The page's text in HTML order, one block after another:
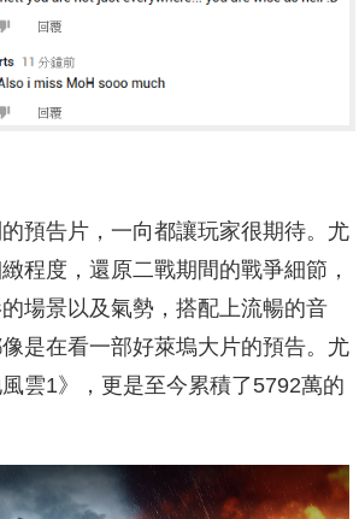
的預告片，一向都讓玩家很期待。尤
程度，還原二戰期間的戰爭細節，
場景以及氣勢，搭配上流暢的音
是在看一部好萊塢大片的預告。尤
雲1》，更是至今累積了5792萬的